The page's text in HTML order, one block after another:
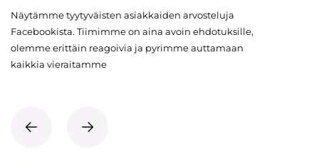
Näytämme tyytyväisten asiakkaiden arvosteluja
Facebookista. Tiimimme on aina avoin ehdotuksille,
olemme erittäin reagoivia ja pyrimme auttamaan
kaikkia vieraitamme